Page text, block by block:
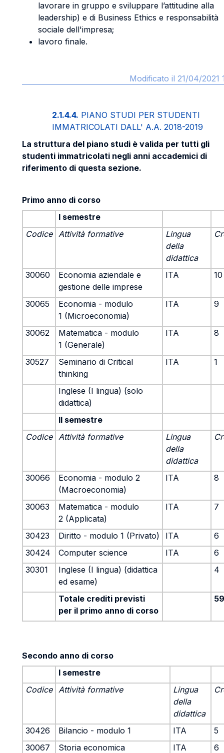
lavorare in gruppo e sviluppare l’attitudine alla
leadership) e di Business Ethics e responsabilità
sociale dell'impresa;
lavoro finale.
Modificato il 21/04/2021
2.1.4.4. PIANO STUDI PER STUDENTI
IMMATRICOLATI DALL' A.A. 2018-2019
La struttura del piano studi è valida per tutti gli
studenti immatricolati negli anni accademici di
riferimento di questa sezione.
Primo anno di corso
I semestre
Codice Attività formative
Lingua
della
didattica
30060
Economia aziendale e
gestione delle imprese
ITA 10
30065
Economia - modulo
1 (Microeconomia)
ITA 9
30062
Matematica - modulo
1 (Generale)
ITA 8
30527
Seminario di Critical
thinking
ITA 1
Inglese (I lingua) (solo
didattica)
II semestre
Codice Attività formative
Lingua
della
didattica
30066
Economia - modulo 2
(Macroeconomia)
ITA 8
30063
Matematica - modulo
2 (Applicata)
ITA 7
30423 Diritto - modulo 1 (Privato) ITA
6
30424
Computer science ITA
6
30301
Inglese (I lingua) (didattica
ed esame)
4
Totale crediti previsti
per il primo anno di corso
59
Secondo anno di corso
I semestre
Codice Attività formative
Lingua
della
didattica
30426 Bilancio - modulo 1 ITA
5
30067
Storia economica ITA
6